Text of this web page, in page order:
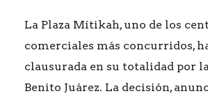
La Plaza Mítikah, uno de los
comerciales más concurridos,
clausurada en su totalidad por
Benito Juárez. La decisión,